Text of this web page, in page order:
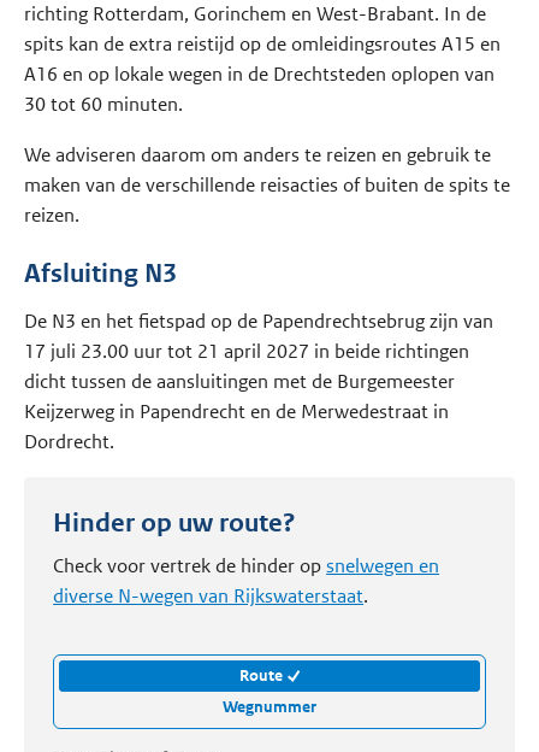
richting Rotterdam, Gorinchem en West-Brabant. In de
spits kan de extra reistijd op de omleidingsroutes A15 en
A16 en op lokale wegen in de Drechtsteden oplopen van
30 tot 60 minuten.
We adviseren daarom om anders te reizen en gebruik te
maken van de verschillende reisacties of buiten de spits te
reizen.
Afsluiting N3
De N3 en het fietspad op de Papendrechtsebrug zijn van
17 juli 23.00 uur tot 21 april 2027 in beide richtingen
dicht tussen de aansluitingen met de Burgemeester
Keijzerweg in Papendrecht en de Merwedestraat in
Dordrecht.
Hinder op uw route?
Check voor vertrek de hinder opsnelwegen en
diverse N-wegen van Rijkswaterstaat.
Route
Wegnummer